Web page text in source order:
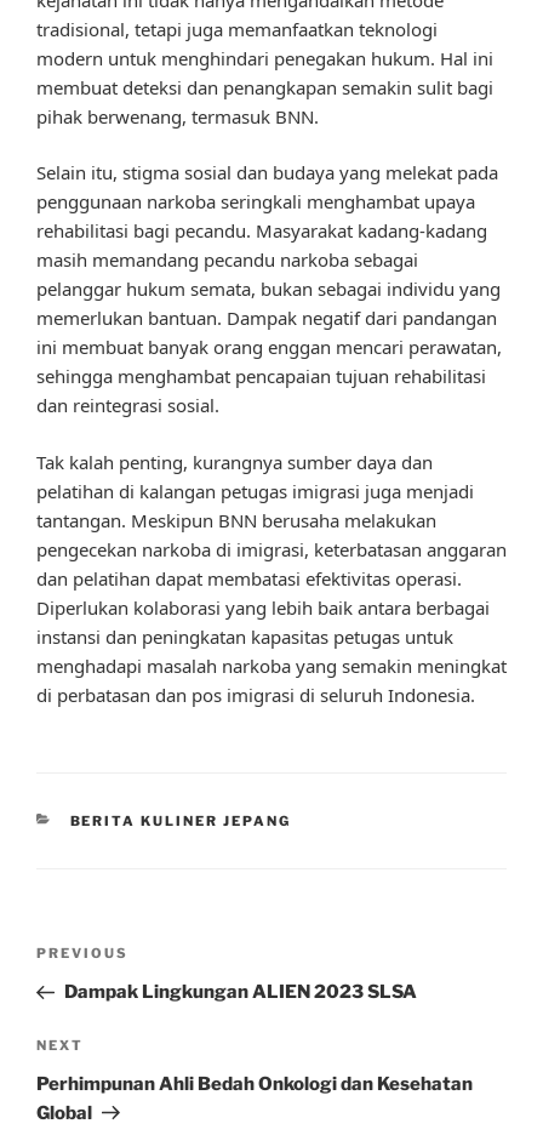
tradisional, tetapi juga memanfaatkan teknologi
modern untuk menghindari penegakan hukum. Hal ini
membuat deteksi dan penangkapan semakin sulit bagi
pihak berwenang, termasuk BNN.
Selain itu, stigma sosial dan budaya yang melekat pada
penggunaan narkoba seringkali menghambat upaya
rehabilitasi bagi pecandu. Masyarakat kadang-kadang
masih memandang pecandu narkoba sebagai
pelanggar hukum semata, bukan sebagai individu yang
memerlukan bantuan. Dampak negatif dari pandangan
ini membuat banyak orang enggan mencari perawatan,
sehingga menghambat pencapaian tujuan rehabilitasi
dan reintegrasi sosial.
Tak kalah penting, kurangnya sumber daya dan
pelatihan di kalangan petugas imigrasi juga menjadi
tantangan. Meskipun BNN berusaha melakukan
pengecekan narkoba di imigrasi, keterbatasan anggaran
dan pelatihan dapat membatasi efektivitas operasi.
Diperlukan kolaborasi yang lebih baik antara berbagai
instansi dan peningkatan kapasitas petugas untuk
menghadapi masalah narkoba yang semakin meningkat
di perbatasan dan pos imigrasi di seluruh Indonesia.
CATEGORIES
BERITA KULINER JEPANG
Previous
Post
PREVIOUS
Dampak Lingkungan ALIEN 2023 SLSA
Next
Post
NEXT
Perhimpunan Ahli Bedah Onkologi dan Kesehatan
Global